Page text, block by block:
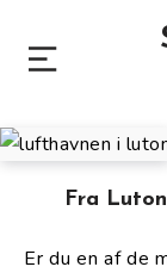
Fra
Er du en af de